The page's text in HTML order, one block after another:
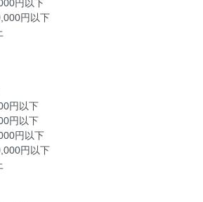
円以下
円以下
円以下
円以下
円以下
円以下